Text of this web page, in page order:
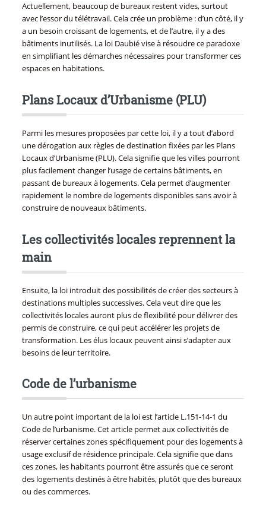
Actuellement, beaucoup de bureaux restent vides, surtout
avec l’essor du télétravail. Cela crée un problème : d’un côté, il y
a un besoin croissant de logements, et de l’autre, il y a des
bâtiments inutilisés. La loi Daubié vise à résoudre ce paradoxe
en simplifiant les démarches nécessaires pour transformer ces
espaces en habitations.
Plans Locaux d’Urbanisme (PLU)
Parmi les mesures proposées par cette loi, il y a tout d’abord
une dérogation aux règles de destination fixées par les Plans
Locaux d’Urbanisme (PLU). Cela signifie que les villes pourront
plus facilement changer l’usage de certains bâtiments, en
passant de bureaux à logements. Cela permet d’augmenter
rapidement le nombre de logements disponibles sans avoir à
construire de nouveaux bâtiments.
Les collectivités locales reprennent la
main
Ensuite, la loi introduit des possibilités de créer des secteurs à
destinations multiples successives. Cela veut dire que les
collectivités locales auront plus de flexibilité pour délivrer des
permis de construire, ce qui peut accélérer les projets de
transformation. Les élus locaux peuvent ainsi s’adapter aux
besoins de leur territoire.
Code de l’urbanisme
Un autre point important de la loi est l’article L.151-14-1 du
Code de l’urbanisme. Cet article permet aux collectivités de
réserver certaines zones spécifiquement pour des logements à
usage exclusif de résidence principale. Cela signifie que dans
ces zones, les habitants pourront être assurés que ce seront
des logements destinés à être habités, plutôt que des bureaux
ou des commerces.